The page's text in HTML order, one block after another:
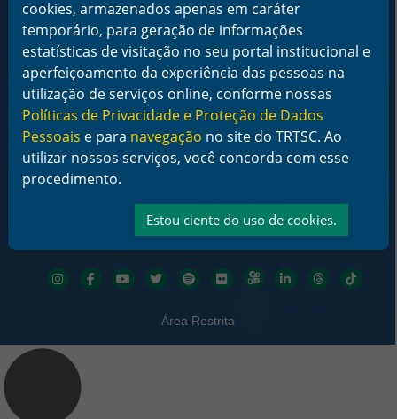
Horário de Funcionamento:
De segunda a sexta-feira das 12 às 18 horas
Telefone: (48) 3216-4000
Links Rápidos
Institucional
Serviços
Notícias
Jurisprudência
Legislação
Ouvidoria
Redes sociais
Área Restrita
cookies, armazenados apenas em caráter
temporário, para geração de informações
estatísticas de visitação no seu portal institucional e
aperfeiçoamento da experiência das pessoas na
utilização de serviços online, conforme nossas
Políticas de Privacidade e Proteção de Dados
Pessoais e para navegação no site do TRTSC. Ao
utilizar nossos serviços, você concorda com esse
procedimento.
Estou ciente do uso de cookies.